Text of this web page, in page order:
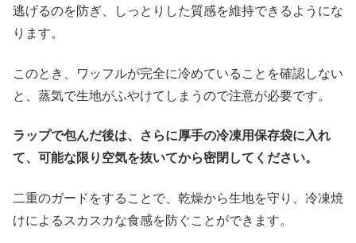
逃げるのを防ぎ、しっとりした質感を維持できるようにな
ります。
このとき、ワッフルが完全に冷めていることを確認しない
と、蒸気で生地がふやけてしまうので注意が必要です。
ラップで包んだ後は、さらに厚手の冷凍用保存袋に入れ
て、可能な限り空気を抜いてから密閉してください。
二重のガードをすることで、乾燥から生地を守り、冷凍焼
けによるスカスカな食感を防ぐことができます。